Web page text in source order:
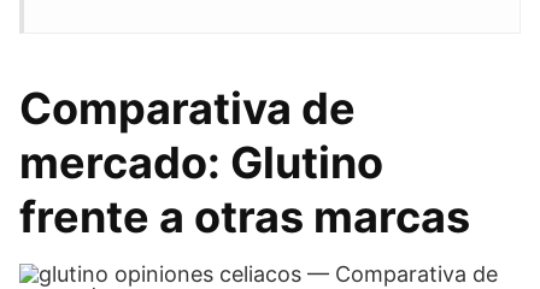
Comparativa de
mercado: Glutino
frente a otras marcas